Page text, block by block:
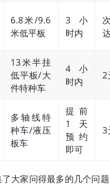
6.8米/9.6
米低平板
3小
时内
达
13米半挂
低平板/大
件特种车
4小
时内
2
多轴线特
种车/液压
板车
提前
1天
预约
即可
3
大家问得最多的几个问